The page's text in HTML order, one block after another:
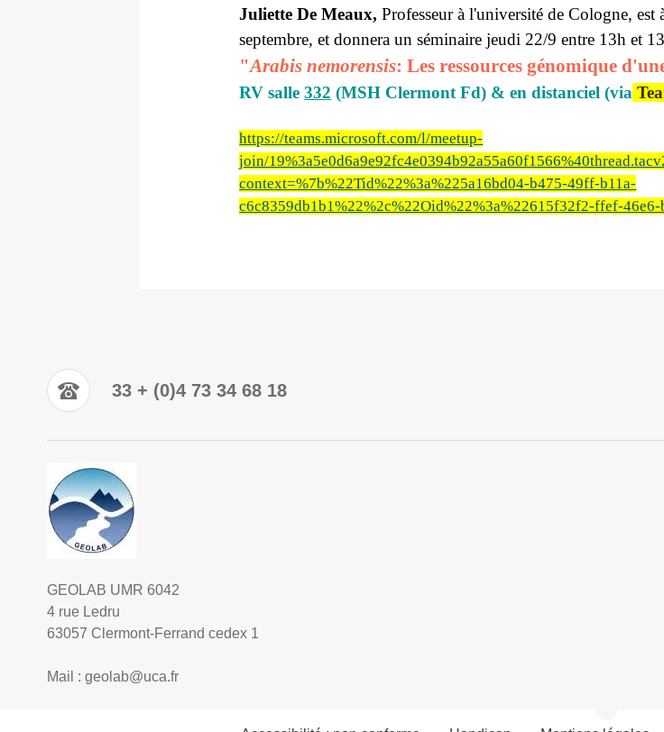
Juliette De Meaux, Professeur à l'université de Cologne,
septembre, et donnera un séminairejeudi 22/9 entre 13h et
"Arabis nemorensis: Les ressources génomique
RV salle332 (MSH Clermont Fd) & en distanciel (via
https://teams.microsoft.com/l/meetup-
join/
context=%7b%22Tid%22%3a%225a16bd04-b475-49ff-b11a-
c6c8359db1b1%22%2c%22Oid%22%3a%22615f32f2-ffef-
33 + (0)4 73 34 68 18
GEOLAB UMR 6042
4 rue Ledru
63057 Clermont-Ferrand cedex 1
Mail : geolab@uca.fr